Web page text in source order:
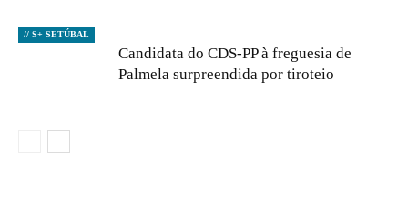
// S+ SETÚBAL
Candidata do CDS-PP à freguesia de
Palmela surpreendida por tiroteio